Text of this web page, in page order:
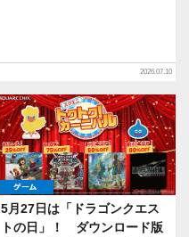
2026.07.10
ゲーム
5月27日は「ドラゴンクエス
トの日」！ ダウンロード版